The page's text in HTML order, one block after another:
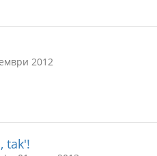
2012
tak'!